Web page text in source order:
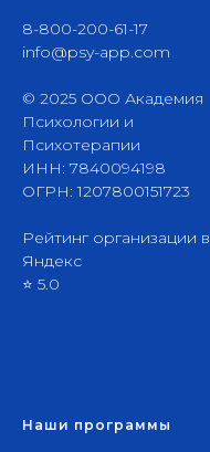
8-800-200-61-17
info@psy-app.com
© 2025 ООО Академия
Психологии и
Психотерапии
ИНН: 7840094198
ОГРН: 1207800151723
Рейтинг организации в
Яндекс
⭐ 5.0
Наши программы